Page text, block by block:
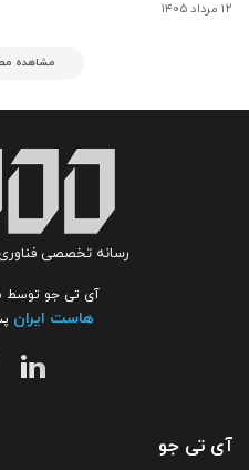
۱۲ مرداد ۱۴۰۵
مشاهده
رسانه تخصصی فناوری
آی تی جو توسط
هاست ایران
آی تی جو